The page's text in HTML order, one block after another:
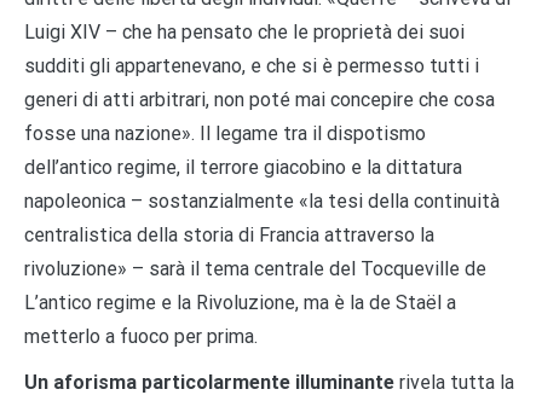
Luigi XIV – che ha pensato che le proprietà dei suoi
sudditi gli appartenevano, e che si è permesso tutti i
generi di atti arbitrari, non poté mai concepire che cosa
fosse una nazione». Il legame tra il dispotismo
dell’antico regime, il terrore giacobino e la dittatura
napoleonica – sostanzialmente «la tesi della continuità
centralistica della storia di Francia attraverso la
rivoluzione» – sarà il tema centrale del Tocqueville de
L’antico regime e la Rivoluzione, ma è la de Staël a
metterlo a fuoco per prima.
Un aforisma particolarmente illuminante rivela tutta la